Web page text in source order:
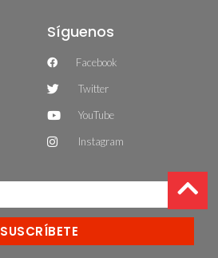
Síguenos
Facebook
Twitter
YouTube
Instagram
SUSCRÍBETE